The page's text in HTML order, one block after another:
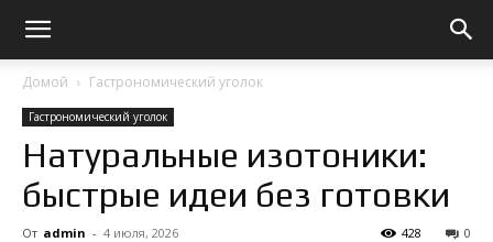
Домой Гастрономический уголок
Гастрономический уголок
Натуральные изотоники:
быстрые идеи без готовки
От admin - 4 июля, 2026 0
428